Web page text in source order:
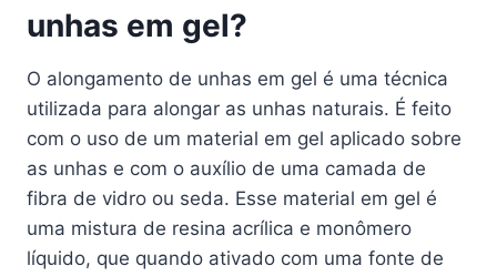
unhas em gel?
O alongamento de unhas em gel é uma técnica
utilizada para alongar as unhas naturais. É feito
com o uso de um material em gel aplicado sobre
as unhas e com o auxílio de uma camada de
fibra de vidro ou seda. Esse material em gel é
uma mistura de resina acrílica e monômero
líquido, que quando ativado com uma fonte de